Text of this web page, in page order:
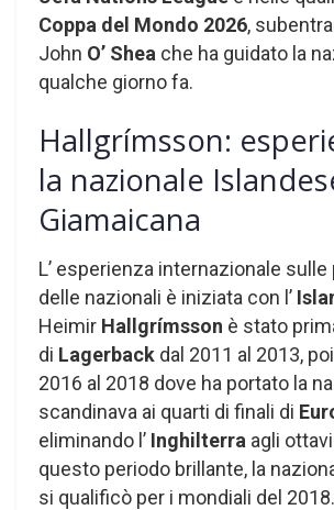
Coppa del Mondo 2026,
John O’ Shea che ha guidato la
qualche giorno fa.
Hallgrímsson:
la nazionale
Giamaicana
L’ esperienza internazionale sulle
delle nazionali è iniziata con l’
Heimir Hallgrímsson è stato
di Lagerback dal 2011 al 2013,
2016 al 2018 dove ha portato la
scandinava ai quarti di finali di
eliminando l’ Inghilterra agli
questo periodo brillante, la
si qualificò per i mondiali del